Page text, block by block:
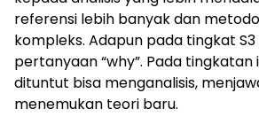
referensi lebih banyak dan
kompleks. Adapun pada tingkat
pertanyaan “why”. Pada tingkatan
dituntut bisa menganalisis,
menemukan teori baru.